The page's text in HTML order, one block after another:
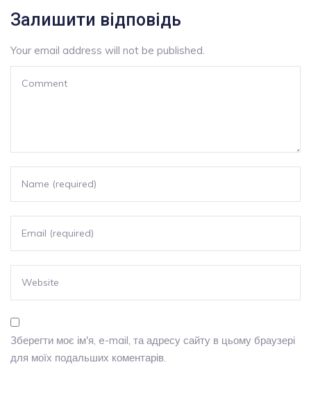
Залишити відповідь
Your email address will not be published.
Зберегти моє ім'я, e-mail, та адресу сайту в цьому браузері
для моїх подальших коментарів.